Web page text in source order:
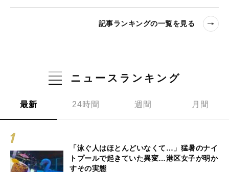
記事ランキングの一覧を見る
ニュースランキング
最新 24時間 週間 月間
「泳ぐ人はほとんどいなくて…」猛暑のナイ
トプールで起きていた異変…港区女子が明か
すその実態